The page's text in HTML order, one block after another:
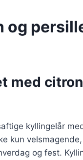
og
med
kyllingelår
kun
og fest.